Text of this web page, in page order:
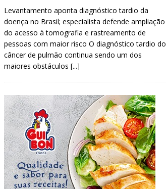
Levantamento aponta diagnóstico tardio da
doença no Brasil; especialista defende ampliação
do acesso à tomografia e rastreamento de
pessoas com maior risco O diagnóstico tardio do
câncer de pulmão continua sendo um dos
maiores obstáculos [...]